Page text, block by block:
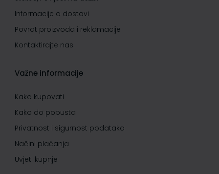
Informacije o dostavi
Povrat proizvoda i reklamacije
Kontaktirajte nas
Važne informacije
Kako kupovati
Kako do popusta
Privatnost i sigurnost podataka
Načini plaćanja
Uvjeti kupnje